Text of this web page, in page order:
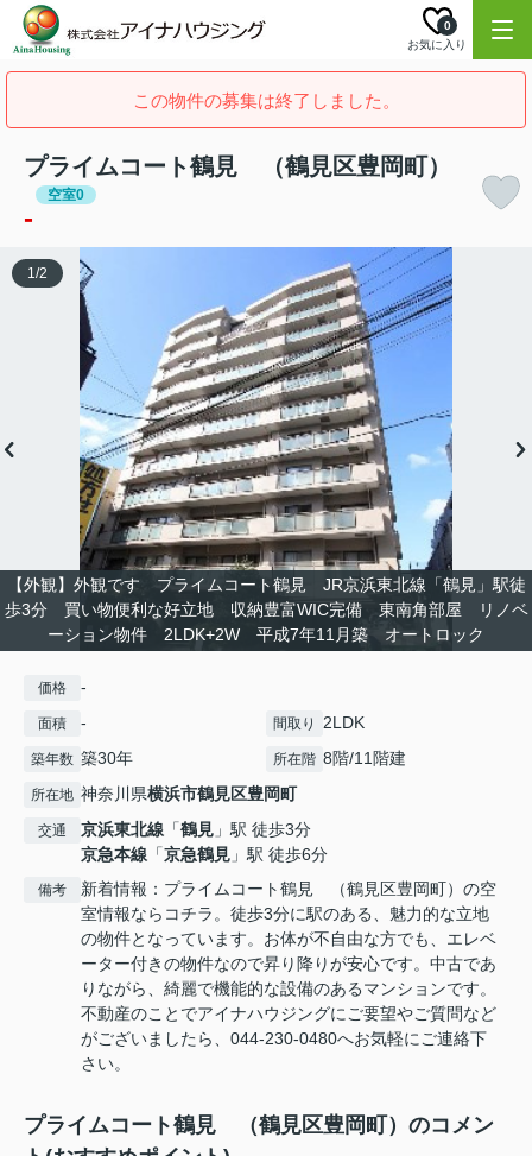
お気に入り
0
この物件の募集は終了しました。
プライムコート鶴見 （鶴見区豊岡町）
空室0
-
【外観】外観です プライムコート鶴見 JR京浜東北線「鶴見」駅徒
歩3分 買い物便利な好立地 収納豊富WIC完備 東南角部屋 リノベ
ーション物件 2LDK+2W 平成7年11月築 オートロック
1/2
価格 -
面積 - 間取り 2LDK
築年数 築30年 所在階 8階/11階建
所在地 神奈川県横浜市鶴見区豊岡町
交通 京浜東北線 「鶴見 」駅 徒歩3分
京急本線 「京急鶴見 」駅 徒歩6分
備考
新着情報：プライムコート鶴見 （鶴見区豊岡町）の空
室情報ならコチラ。徒歩3分に駅のある、魅力的な立地
の物件となっています。お体が不自由な方でも、エレベ
ーター付きの物件なので昇り降りが安心です。中古であ
りながら、綺麗で機能的な設備のあるマンションです。
不動産のことでアイナハウジングにご要望やご質問など
がございましたら、044-230-0480へお気軽にご連絡下
さい。
プライムコート鶴見 （鶴見区豊岡町）のコメン